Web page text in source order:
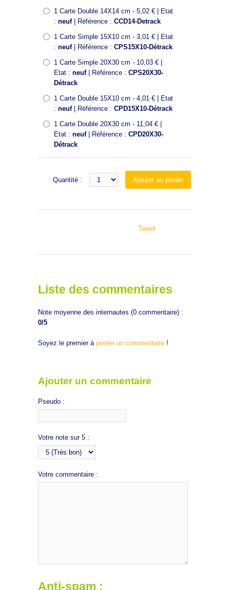
1 Carte Double 14X14 cm - 5,02 € | Etat
: neuf| Référence : CCD14-Detrack
1 Carte Simple 15X10 cm - 3,01 € | Etat
: neuf| Référence : CPS15X10-Détrack
1 Carte Simple 20X30 cm - 10,03 € |
Etat : neuf| Référence : CPS20X30-
Détrack
1 Carte Double 15X10 cm - 4,01 € | Etat
: neuf| Référence : CPD15X10-Détrack
1 Carte Double 20X30 cm - 11,04 € |
Etat : neuf| Référence : CPD20X30-
Détrack
Quantité :
Tweet
Liste des commentaires
Note moyenne des internautes (0 commentaire) :
0/5
Soyez le premier à poster un commentaire !
Ajouter un commentaire
Pseudo :
Votre note sur 5 :
Votre commentaire :
Anti-spam :